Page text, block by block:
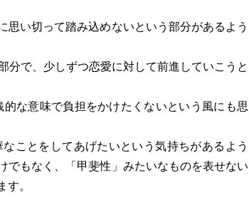
い切って踏み込めないという部分があるよう
分で、少しずつ恋愛に対して前進していこうと
な意味で負担をかけたくないという風にも思
ことをしてあげたいという気持ちがあるよう
でもなく、「甲斐性」みたいなものを表せない
す。